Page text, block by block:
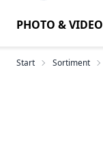
PHOTO & VIDEO
Start Sortiment